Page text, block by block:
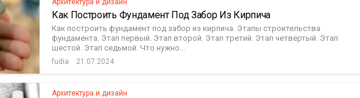
Архитектура и дизайн
Как Построить Фундамент Под Забор Из Кирпича
Как построить фундамент под забор из кирпича. Этапы строительства
фундамента. Этап первый. Этап второй. Этап третий. Этап четвертый. Этап
шестой. Этап седьмой. Что нужно...
fudia 21.07.2024
Архитектура и дизайн